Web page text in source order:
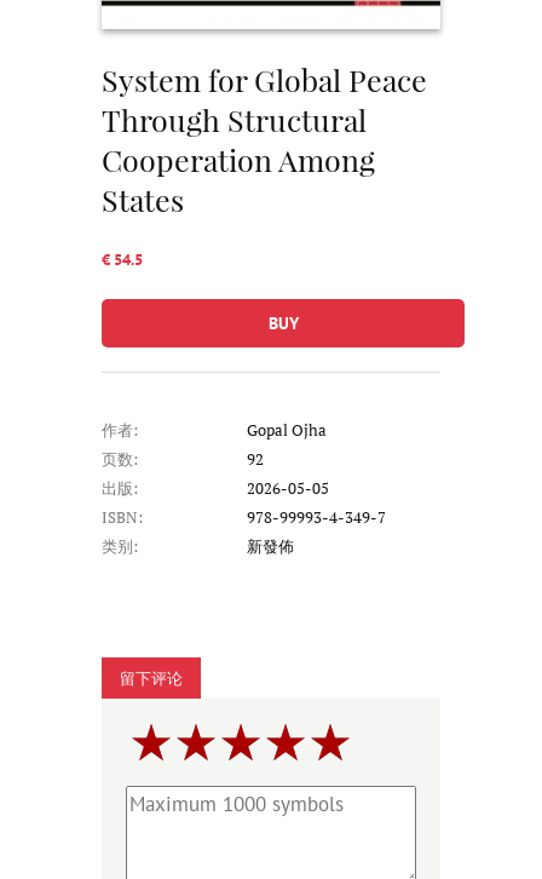
System for Global Peace
Through Structural
Cooperation Among
States
€ 54.5
BUY
作者:
Gopal Ojha
页数:
92
出版:
2026-05-05
ISBN:
978-99993-4-349-7
类别:
新發佈
留下评论